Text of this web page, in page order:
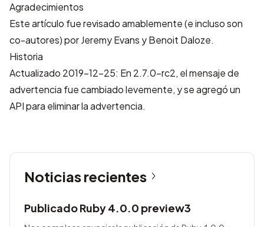
Agradecimientos
Este artículo fue revisado amablemente (e incluso son
co-autores) por Jeremy Evans y Benoit Daloze.
Historia
Actualizado 2019-12-25: En 2.7.0-rc2, el mensaje de
advertencia fue cambiado levemente, y se agregó un
API para eliminar la advertencia.
Noticias recientes
Publicado Ruby 4.0.0 preview3